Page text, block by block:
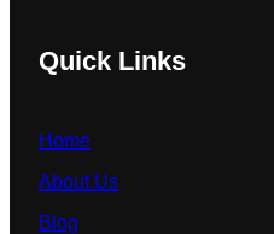
Quick Links
Home
About Us
Blog